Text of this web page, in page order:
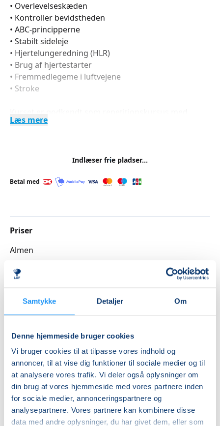
Samtykke Detaljer Om
Denne hjemmeside bruger cookies
Vi bruger cookies til at tilpasse vores indhold og
annoncer, til at vise dig funktioner til sociale medier og til
at analysere vores trafik. Vi deler også oplysninger om
din brug af vores hjemmeside med vores partnere inden
for sociale medier, annonceringspartnere og
analysepartnere. Vores partnere kan kombinere disse
data med andre oplysninger, du har givet dem, eller som
• Overlevelseskæden
• Kontroller bevidstheden
• ABC-principperne
• Stabilt sideleje
• Hjertelungeredning (HLR)
• Brug af hjertestarter
• Fremmedlegeme i luftvejene
• Stroke
maksimalt 16 deltagere.
at blive hjerteløber.
Der udstedes et godkendt førstehjælpsbevis som
aktivt i hele undervisningsforløbet.
som efter kurset sendes til din mail med et link,
hvorfra du kan hente det i pdf og printe det.
Underviseren er en godkendt førstehjælpsinstruktør.
SE ALLE VORES FØRSTEHJÆLPSKURSER HER
Læs mere
Indlæser frie pladser...
Betal med
Priser
Almen
DKK 495,00
Mødegang
søndag 27.09.2026, kl. 09.00 - 13.00
Antal mødegange
1mødegang
Adresse
Mødelokaler, Stenstuegade 3, Stenstuegade 3, 4200,